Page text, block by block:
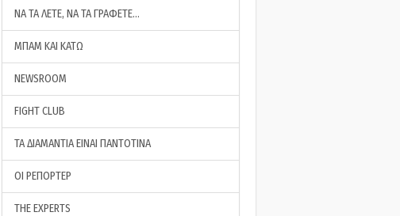
ΝΑ ΤΑ ΛΕΤΕ, ΝΑ ΤΑ ΓΡΑΦΕΤΕ…
ΜΠΑΜ ΚΑΙ ΚΑΤΩ
NEWSROOM
FIGHT CLUB
ΤΑ ΔΙΑΜΑΝΤΙΑ ΕΙΝΑΙ ΠΑΝΤΟΤΙΝΑ
ΟΙ ΡΕΠΟΡΤΕΡ
THE EXPERTS